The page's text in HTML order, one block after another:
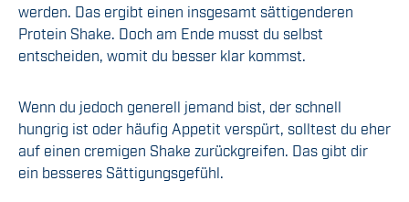
werden. Das ergibt einen insgesamt sättigenderen
Protein Shake. Doch am Ende musst du selbst
entscheiden, womit du besser klar kommst.
Wenn du jedoch generell jemand bist, der schnell
hungrig ist oder häufig Appetit verspürt, solltest du eher
auf einen cremigen Shake zurückgreifen. Das gibt dir
ein besseres Sättigungsgefühl.